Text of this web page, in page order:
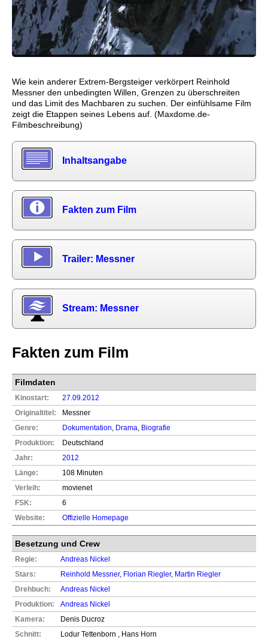
Wie kein anderer Extrem-Bergsteiger verkörpert Reinhold
Messner den unbedingten Willen, Grenzen zu überschreiten
und das Limit des Machbaren zu suchen. Der einfühlsame Film
zeigt die Etappen seines Lebens auf. (Maxdome.de-
Filmbeschreibung)
Inhaltsangabe
Fakten zum Film
Trailer: Messner
Stream: Messner
Fakten zum Film
Filmdaten
Kinostart:
27.09.2012
Originaltitel:
Messner
Genre:
Dokumentation Drama Biografie
Produktion:
Deutschland
Jahr:
2012
Länge:
108 Minuten
Verleih:
movienet
FSK:
6
Website:
Offizielle Homepage
Besetzung und Crew
Regie:
Andreas Nickel
Stars:
Reinhold Messner, Florian Riegler, Martin Riegler
Drehbuch:
Andreas Nickel
Produktion:
Andreas Nickel
Kamera:
Denis Ducroz
Schnitt:
Lodur Tettenborn , Hans Horn